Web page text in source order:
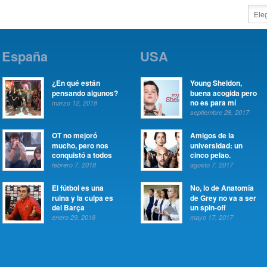
España
¿En qué están
pensando algunos?
marzo 12, 2018
OT no mejoró
mucho, pero nos
conquistó a todos
febrero 7, 2018
El fútbol es una
ruina y la culpa es
del Barça
enero 29, 2018
USA
Young Sheldon,
buena acogida pero
no es para mí
septiembre 28, 2017
Amigos de la
universidad: un
cinco pelao.
agosto 7, 2017
No, lo de Anatomía
de Grey no va a ser
un spin-off
mayo 17, 2017